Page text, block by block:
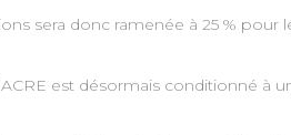
sera donc ramenée à 25 %
est désormais conditionné à